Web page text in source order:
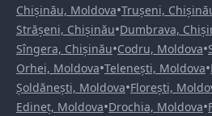
Chișinău, Moldova•Trușeni,
Strășeni, Chișinău•Dumbrava,
Sîngera, Chișinău•Codru, Moldova•
Orhei, Moldova•Telenești, Moldova•
Șoldănești, Moldova•Florești,
Edineț, Moldova•Drochia, Moldova•